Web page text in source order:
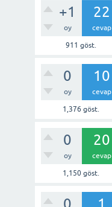
+1
oy
22
cevap
911 göst.
0
oy
10
cevap
1,376 göst.
0
oy
20
cevap
1,150 göst.